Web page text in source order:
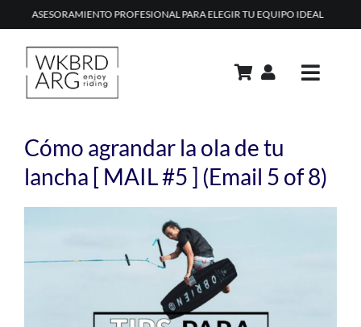
PARA ELEGIR TU EQUIPO IDEAL MAS DE 20 AÑOS
Toggle
ACADEMIA
CONTACTO
Cómo agrandar la ola de tu
lancha [ MAIL #5 ] (Email 5 of 8)